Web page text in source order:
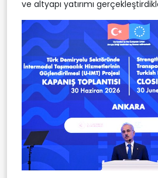
ve altyapı yatırımı